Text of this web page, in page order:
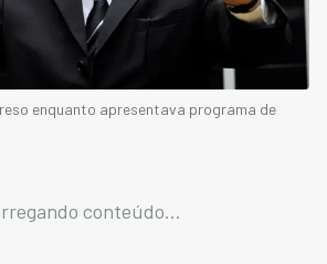
enquanto apresentava programa de
conteúdo...